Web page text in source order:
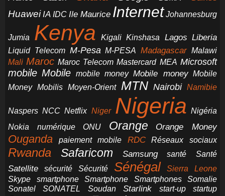
Huawei IA IDC Ile Maurice Internet Johannesburg
Jumia Kenya Kigali Kinshasa Lagos Liberia
Liquid Telecom M-Pesa M-PESA Madagascar Malawi
Mali Maroc Maroc Telecom Mastercard MEA Microsoft
mobile Mobile mobile money Mobile money Mobile
Money Mobilis Moyen-Orient MTN Nairobi Namibie
Naspers NCC Netflix Niger Nigeria Nigéria
Nokia
numérique ONU Orange Orange Money
Ouganda paiement mobile RDC Réseaux sociaux
Rwanda Safaricom Samsung santé Santé
Satellite sécurité Sécurité Sénégal
Sierra Leone
Skype
smartphone Smartphone Smartphones
Somalie
Sonatel
SONATEL Soudan Starlink start-up startup